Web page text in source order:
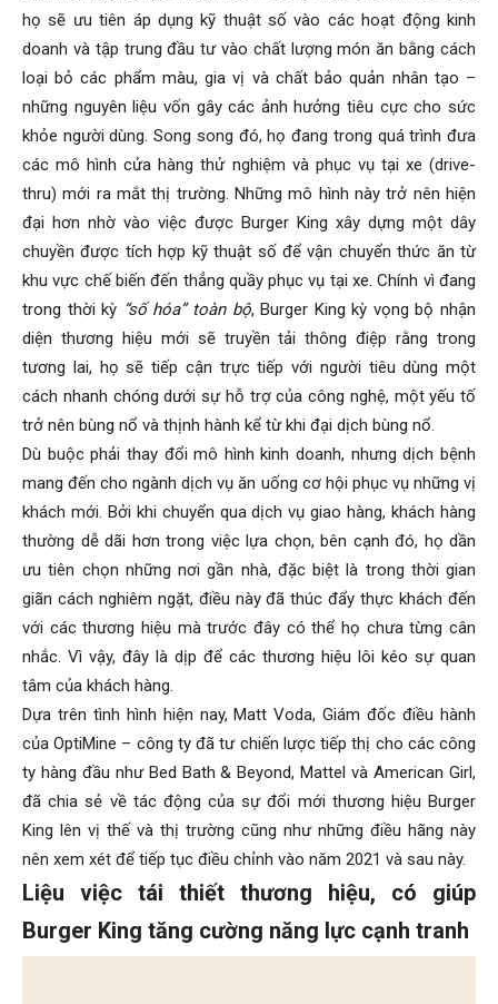
họ sẽ ưu tiên áp dụng kỹ thuật số vào các hoạt động kinh
doanh và tập trung đầu tư vào chất lượng món ăn bằng cách
loại bỏ các phẩm màu, gia vị và chất bảo quản nhân tạo –
những nguyên liệu vốn gây các ảnh hưởng tiêu cực cho sức
khỏe người dùng. Song song đó, họ đang trong quá trình đưa
các mô hình cửa hàng thử nghiệm và phục vụ tại xe (drive-
thru) mới ra mắt thị trường. Những mô hình này trở nên hiện
đại hơn nhờ vào việc được Burger King xây dựng một dây
chuyền được tích hợp kỹ thuật số để vận chuyển thức ăn từ
khu vực chế biến đến thẳng quầy phục vụ tại xe. Chính vì đang
trong thời kỳ “số hóa” toàn bộ, Burger King kỳ vọng bộ nhận
diện thương hiệu mới sẽ truyền tải thông điệp rằng trong
tương lai, họ sẽ tiếp cận trực tiếp với người tiêu dùng một
cách nhanh chóng dưới sự hỗ trợ của công nghệ, một yếu tố
trở nên bùng nổ và thịnh hành kể từ khi đại dịch bùng nổ.
Dù buộc phải thay đổi mô hình kinh doanh, nhưng dịch bệnh
mang đến cho ngành dịch vụ ăn uống cơ hội phục vụ những vị
khách mới. Bởi khi chuyển qua dịch vụ giao hàng, khách hàng
thường dễ dãi hơn trong việc lựa chọn, bên cạnh đó, họ dần
ưu tiên chọn những nơi gần nhà, đặc biệt là trong thời gian
giãn cách nghiêm ngặt, điều này đã thúc đẩy thực khách đến
với các thương hiệu mà trước đây có thể họ chưa từng cân
nhắc. Vì vậy, đây là dịp để các thương hiệu lôi kéo sự quan
tâm của khách hàng.
Dựa trên tình hình hiện nay, Matt Voda, Giám đốc điều hành
của OptiMine – công ty đã tư chiến lược tiếp thị cho các công
ty hàng đầu như Bed Bath & Beyond, Mattel và American Girl,
đã chia sẻ về tác động của sự đổi mới thương hiệu Burger
King lên vị thế và thị trường cũng như những điều hãng này
nên xem xét để tiếp tục điều chỉnh vào năm 2021 và sau này.
Liệu việc tái thiết thương hiệu, có giúp
Burger King tăng cường năng lực cạnh tranh